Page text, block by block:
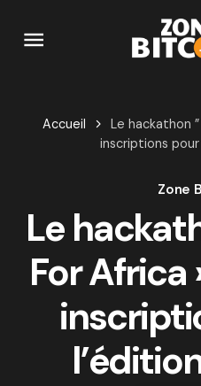
Accueil
Le hackathon
inscriptions pour
Zone
Le
For Africa